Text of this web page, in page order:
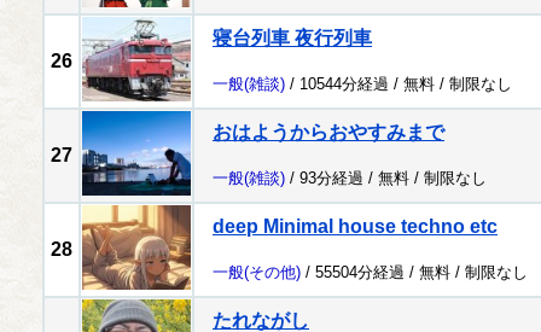
26
寝台列車 夜行列車
一般(雑談) / 10544分経過 / 無料 / 制限なし
27
おはようからおやすみまで
一般(雑談) / 93分経過 / 無料 / 制限なし
28
deep Minimal house techno etc
一般(その他) / 55504分経過 / 無料 / 制限なし
たれながし